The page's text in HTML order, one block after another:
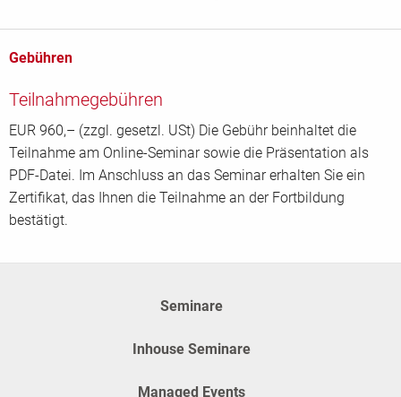
Gebühren
Teilnahmegebühren
EUR 960,– (zzgl. gesetzl. USt) Die Gebühr beinhaltet die
Teilnahme am Online-Seminar sowie die Präsentation als
PDF-Datei. Im Anschluss an das Seminar erhalten Sie ein
Zertifikat, das Ihnen die Teilnahme an der Fortbildung
bestätigt.
Seminare
Inhouse Seminare
Managed Events